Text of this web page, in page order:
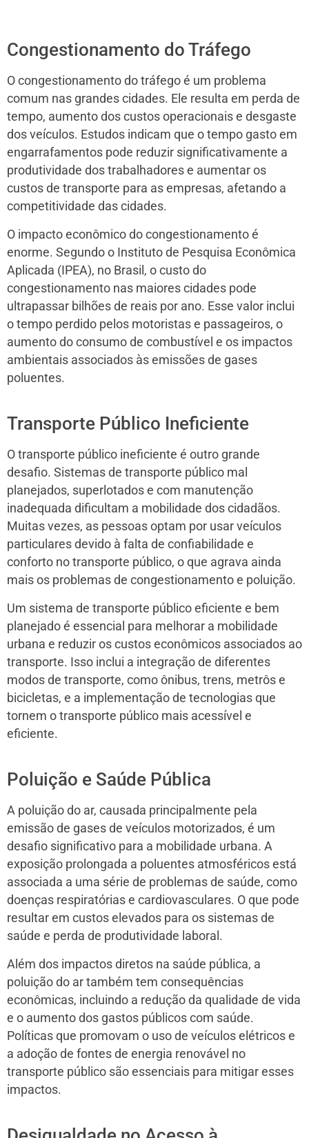
Congestionamento do Tráfego
O congestionamento do tráfego é um problema
comum nas grandes cidades. Ele resulta em perda de
tempo, aumento dos custos operacionais e desgaste
dos veículos. Estudos indicam que o tempo gasto em
engarrafamentos pode reduzir significativamente a
produtividade dos trabalhadores e aumentar os
custos de transporte para as empresas, afetando a
competitividade das cidades.
O impacto econômico do congestionamento é
enorme. Segundo o Instituto de Pesquisa Econômica
Aplicada (IPEA), no Brasil, o custo do
congestionamento nas maiores cidades pode
ultrapassar bilhões de reais por ano. Esse valor inclui
o tempo perdido pelos motoristas e passageiros, o
aumento do consumo de combustível e os impactos
ambientais associados às emissões de gases
poluentes.
Transporte Público Ineficiente
O transporte público ineficiente é outro grande
desafio. Sistemas de transporte público mal
planejados, superlotados e com manutenção
inadequada dificultam a mobilidade dos cidadãos.
Muitas vezes, as pessoas optam por usar veículos
particulares devido à falta de confiabilidade e
conforto no transporte público, o que agrava ainda
mais os problemas de congestionamento e poluição.
Um sistema de transporte público eficiente e bem
planejado é essencial para melhorar a mobilidade
urbana e reduzir os custos econômicos associados ao
transporte. Isso inclui a integração de diferentes
modos de transporte, como ônibus, trens, metrôs e
bicicletas, e a implementação de tecnologias que
tornem o transporte público mais acessível e
eficiente.
Poluição e Saúde Pública
A poluição do ar, causada principalmente pela
emissão de gases de veículos motorizados, é um
desafio significativo para a mobilidade urbana. A
exposição prolongada a poluentes atmosféricos está
associada a uma série de problemas de saúde, como
doenças respiratórias e cardiovasculares. O que pode
resultar em custos elevados para os sistemas de
saúde e perda de produtividade laboral.
Além dos impactos diretos na saúde pública, a
poluição do ar também tem consequências
econômicas, incluindo a redução da qualidade de vida
e o aumento dos gastos públicos com saúde.
Políticas que promovam o uso de veículos elétricos e
a adoção de fontes de energia renovável no
transporte público são essenciais para mitigar esses
impactos.